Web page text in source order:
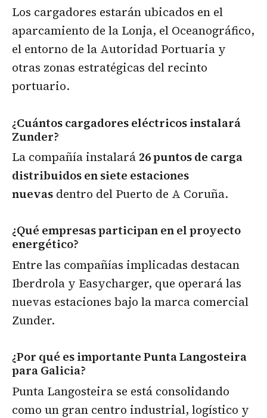
Los cargadores estarán ubicados en el
aparcamiento de la Lonja, el Oceanográfico,
el entorno de la Autoridad Portuaria y
otras zonas estratégicas del recinto
portuario.
¿Cuántos cargadores eléctricos instalará
Zunder?
La compañía instalará 26 puntos de carga
distribuidos en siete estaciones
nuevas dentro del Puerto de A Coruña.
¿Qué empresas participan en el proyecto
energético?
Entre las compañías implicadas destacan
Iberdrola y Easycharger, que operará las
nuevas estaciones bajo la marca comercial
Zunder.
¿Por qué es importante Punta Langosteira
para Galicia?
Punta Langosteira se está consolidando
como un gran centro industrial, logístico y